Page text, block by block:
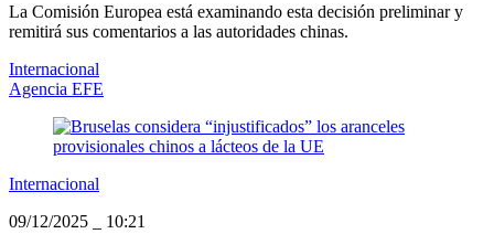
La Comisión Europea está examinando esta decisión preliminar y
remitirá sus comentarios a las autoridades chinas.
Internacional
Agencia EFE
Internacional
09/12/2025
10:21